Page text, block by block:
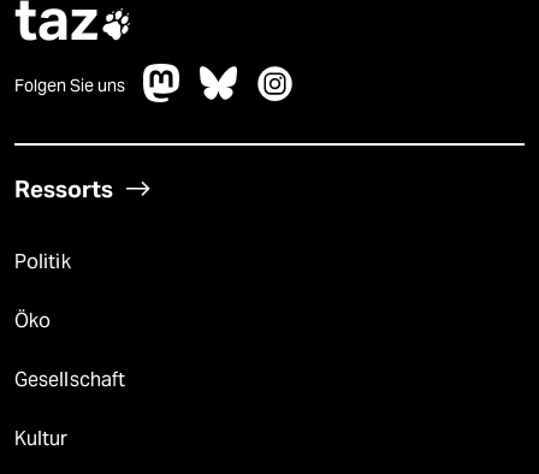
taz
Folgen Sie uns
Ressorts
Politik
Öko
Gesellschaft
Kultur